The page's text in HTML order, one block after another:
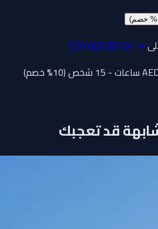
+971 800 888 000
قد تعجبك